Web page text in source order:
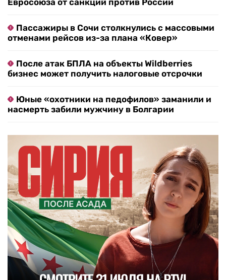
Пассажиры в Сочи столкнулись с массовыми
отменами рейсов из-за плана «Ковер»
После атак БПЛА на объекты Wildberries
бизнес может получить налоговые отсрочки
Юные «охотники на педофилов» заманили и
насмерть забили мужчину в Болгарии